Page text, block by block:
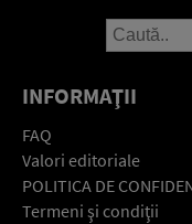
INFORMAŢII
FAQ
Valori editoriale
POLITICA DE
Termeni şi condiţii